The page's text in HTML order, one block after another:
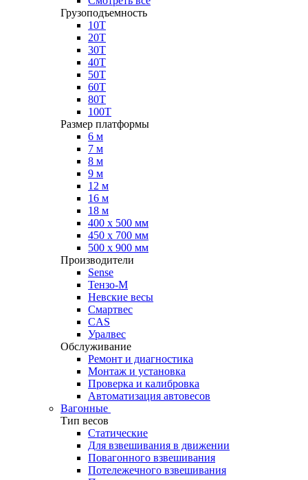
Грузоподъемность
10Т
20Т
30Т
40Т
50Т
60Т
80Т
100Т
Размер платформы
6 м
7 м
8 м
9 м
12 м
16 м
18 м
400 х 500 мм
450 х 700 мм
500 х 900 мм
Производители
Sense
Тензо-М
Невские весы
Смартвес
CAS
Уралвес
Обслуживание
Ремонт и диагностика
Монтаж и установка
Проверка и калибровка
Автоматизация автовесов
Вагонные
Тип весов
Статические
Для взвешивания в движении
Повагонного взвешивания
Потележечного взвешивания